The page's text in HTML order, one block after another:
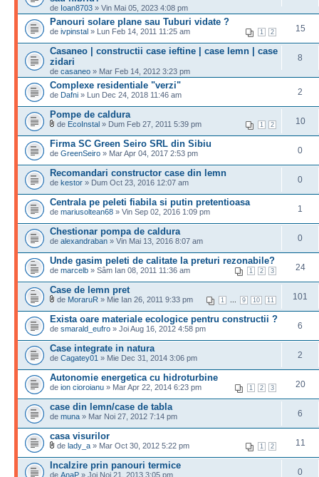
de Ioan8703 » Vin Mai 05, 2023 4:08 pm
Panouri solare plane sau Tuburi vidate ?
1 2
de ivpinstal » Lun Feb 14, 2011 11:25 am 15
Casaneo | constructii case ieftine | case lemn | case
zidari
de casaneo » Mar Feb 14, 2012 3:23 pm
8
Complexe residentiale "verzi"
de Dafni » Lun Dec 24, 2018 11:46 am 2
Pompe de caldura
1 2
de EcoInstal » Dum Feb 27, 2011 5:39 pm 10
Firma SC Green Seiro SRL din Sibiu
de GreenSeiro » Mar Apr 04, 2017 2:53 pm 0
Recomandari constructor case din lemn
de kestor » Dum Oct 23, 2016 12:07 am 0
Centrala pe peleti fiabila si putin pretentioasa
de mariusoltean68 » Vin Sep 02, 2016 1:09 pm 1
Chestionar pompa de caldura
de alexandraban » Vin Mai 13, 2016 8:07 am 0
Unde gasim peleti de calitate la preturi rezonabile?
1 2 3
de marcelb » Sâm Ian 08, 2011 11:36 am 24
Case de lemn pret
1 9 10 11
de MoraruR » Mie Ian 26, 2011 9:33 pm 101
Exista oare materiale ecologice pentru constructii ?
de smarald_eufro » Joi Aug 16, 2012 4:58 pm 6
Case integrate in natura
de Cagatey01 » Mie Dec 31, 2014 3:06 pm 2
Autonomie energetica cu hidroturbine
1 2 3
de ion cioroianu » Mar Apr 22, 2014 6:23 pm 20
case din lemn/case de tabla
de muna » Mar Noi 27, 2012 7:14 pm 6
casa visurilor
1 2
de lady_a » Mar Oct 30, 2012 5:22 pm 11
Incalzire prin panouri termice
de AnaP » Joi Noi 21, 2013 3:05 pm 0